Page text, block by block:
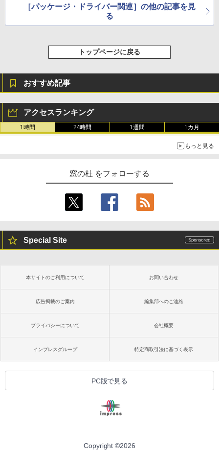
［パッケージ・ドライバー関連］の他の記事を見
る
トップページに戻る
おすすめ記事
アクセスランキング
1時間 24時間 1週間 1カ月
もっと見る
窓の杜 をフォローする
Special Site
本サイトのご利用について お問い合わせ
広告掲載のご案内 編集部へのご連絡
プライバシーについて 会社概要
インプレスグループ 特定商取引法に基づく表示
PC版で見る
Copyright ©2026